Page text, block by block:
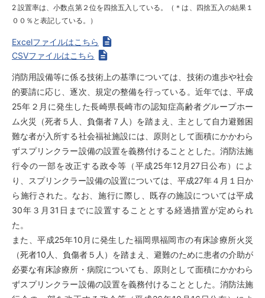
2 設置率は、小数点第２位を四捨五入している。（＊は、四捨五入の結果１
００％と表記している。）
Excelファイルはこちら
CSVファイルはこちら
消防用設備等に係る技術上の基準については、技術の進歩や社会
的要請に応じ、逐次、規定の整備を行っている。近年では、平成
25年２月に発生した長崎県長崎市の認知症高齢者グループホー
ム火災（死者５人、負傷者７人）を踏まえ、主として自力避難困
難な者が入所する社会福祉施設には、原則として面積にかかわら
ずスプリンクラー設備の設置を義務付けることとした。消防法施
行令の一部を改正する政令等（平成25年12月27日公布）によ
り、スプリンクラー設備の設置については、平成27年４月１日か
ら施行された。なお、施行に際し、既存の施設については平成
30年３月31日までに設置することとする経過措置が定められ
た。
また、平成25年10月に発生した福岡県福岡市の有床診療所火災
（死者10人、負傷者５人）を踏まえ、避難のために患者の介助が
必要な有床診療所・病院についても、原則として面積にかかわら
ずスプリンクラー設備の設置を義務付けることとした。消防法施